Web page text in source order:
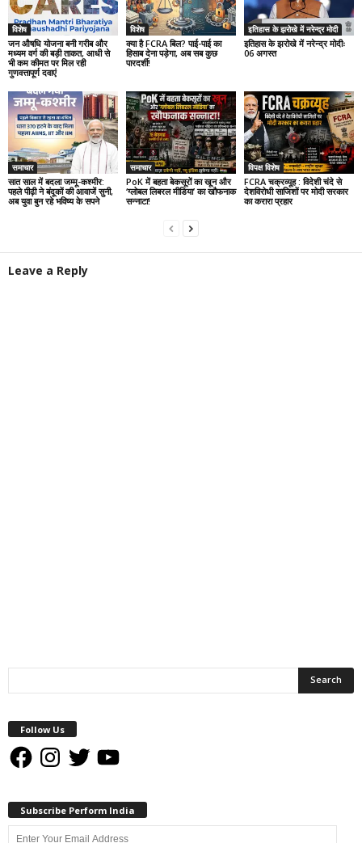
विशेष
जन औषधि योजना बनी गरीब और
मध्यम वर्ग की बड़ी ताकत, आधी से
भी कम कीमत पर मिल रही
गुणवत्तापूर्ण दवाएं
विशेष
क्या है FCRA बिल? पाई-पाई का
हिसाब देना पड़ेगा, अब सब कुछ
पारदर्शी!
इतिहास के झरोखे में नरेन्द्र मोदी
इतिहास के झरोखे में नरेन्द्र मोदीः
06 अगस्त
समाचार
सात साल में बदला जम्मू-कश्मीर:
पहले पीढ़ी ने बंदूकों की आवाजें सुनी,
अब युवा बुन रहे भविष्य के सपने
समाचार
PoK में बहता बेकसूरों का खून और
‘ग्लोबल लिबरल मीडिया’ का खौफनाक
सन्नाटा!
विपक्ष विशेष
FCRA चक्रव्यूह : विदेशी चंदे से
देशविरोधी साजिशों पर मोदी सरकार
का करारा प्रहार
Leave a Reply
Follow Us
FacebookInstagram
Twitter YouTube
Subscribe Perform India
Enter